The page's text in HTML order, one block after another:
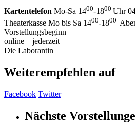
Kartentelefon Mo-Sa 1400-1800 Uhr
Theaterkasse Mo bis Sa 1400-1800
Vorstellungsbeginn
online – jederzeit
Die Laborantin
Weiterempfehlen auf
Facebook Twitter
Nächste